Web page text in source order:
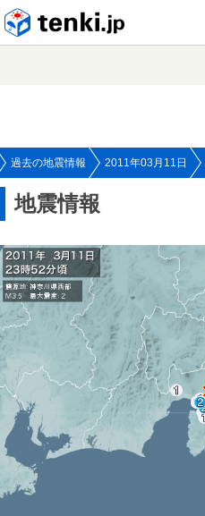
過去の地震情報 2011年03月11日
地震情報